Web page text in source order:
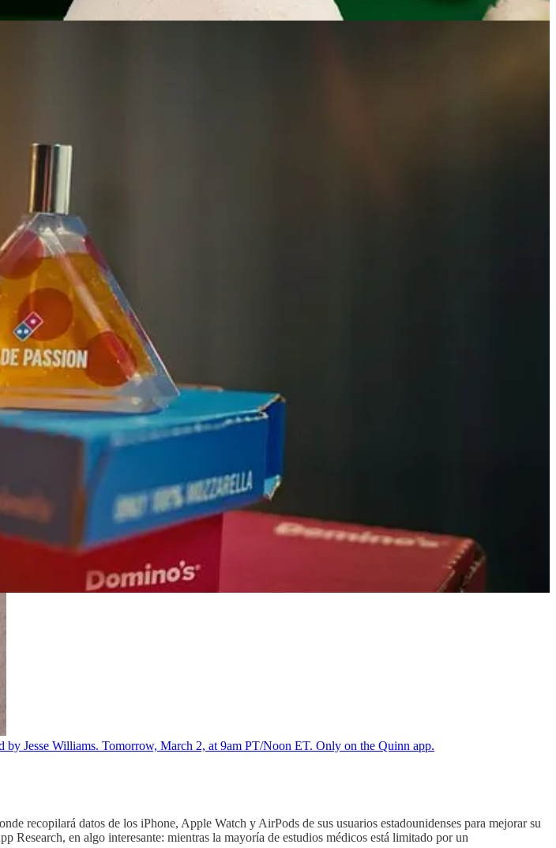
Jesse Williams. Tomorrow, March 2, at 9am PT/Noon ET. Only on the Quinn app.
recopilará datos de los iPhone, Apple Watch y AirPods de sus usuarios estadounidenses para mejorar su
Research, en algo interesante: mientras la mayoría de estudios médicos está limitado por un